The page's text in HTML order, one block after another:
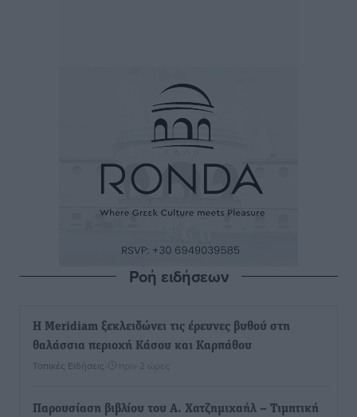
Ροή ειδήσεων
Η Meridiam ξεκλειδώνει τις έρευνες βυθού στη
θαλάσσια περιοχή Κάσου και Καρπάθου
Τοπικές Ειδήσεις πριν 2 ώρες
Παρουσίαση βιβλίου του Α. Χατζημιχαήλ – Τιμητική